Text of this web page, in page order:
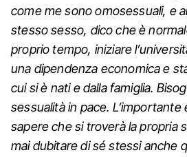
come me sono omosessuali, e
stesso sesso, dico che è
proprio tempo, iniziare
una dipendenza economica e
cui si è nati e dalla famiglia.
sessualità in pace.
sapere che si troverà la propria
mai dubitare di sé stessi anche